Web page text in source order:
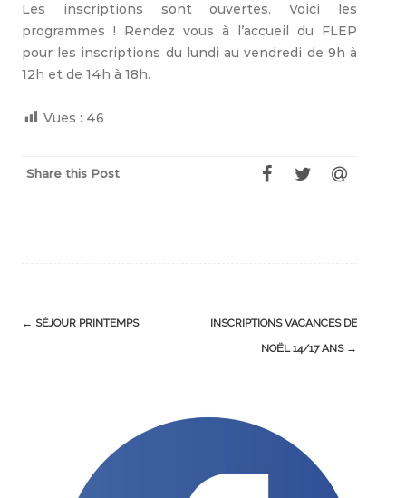
Les inscriptions sont ouvertes. Voici les
programmes ! Rendez vous à l’accueil du FLEP
pour les inscriptions du lundi au vendredi de 9h à
12h et de 14h à 18h.
Vues : 46
Share this Post
Post
← SÉJOUR PRINTEMPS
INSCRIPTIONS VACANCES DE
NOËL 14/17 ANS →